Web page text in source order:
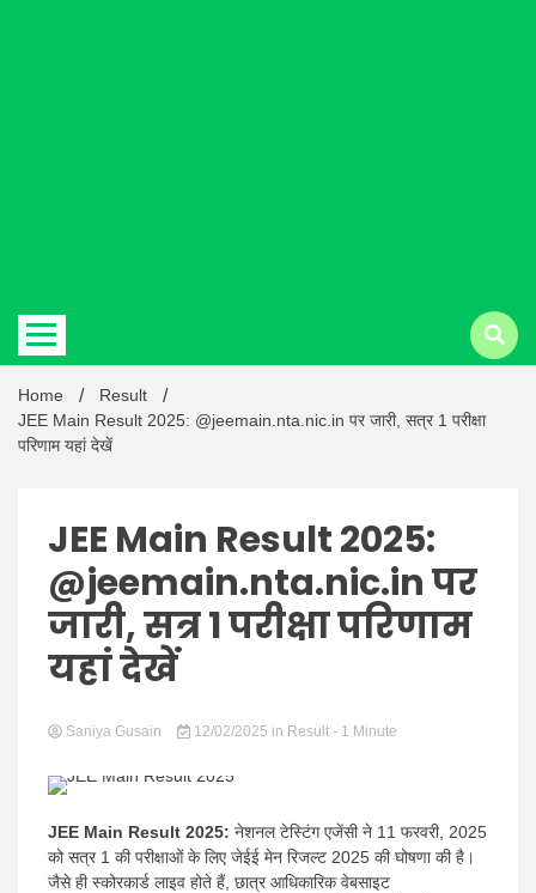
Latest
Hindi
News
Home
Result
JEE Main Result 2025: @jeemain.nta.nic.in पर जारी, सत्र 1 परीक्षा
परिणाम यहां देखें
JEE Main Result 2025:
@jeemain.nta.nic.in पर
जारी, सत्र 1 परीक्षा परिणाम
यहां देखें
Saniya Gusain 12/02/2025 in Result - 1 Minute
JEE Main Result 2025: नेशनल टेस्टिंग एजेंसी ने 11 फरवरी, 2025
को सत्र 1 की परीक्षाओं के लिए जेईई मेन रिजल्ट 2025 की घोषणा की है।
जैसे ही स्कोरकार्ड लाइव होते हैं, छात्र आधिकारिक वेबसाइट